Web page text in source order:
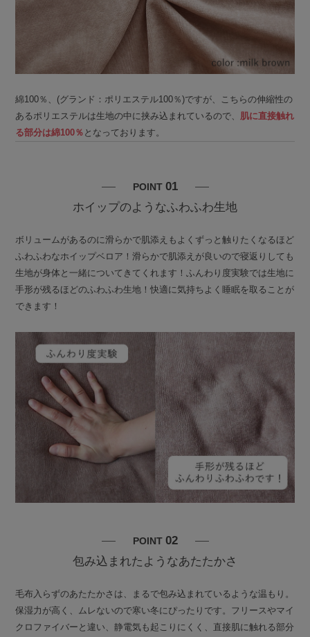
綿100％、(グランド：ポリエステル100％)ですが、こちらの伸縮性の
あるポリエステルは生地の中に挟み込まれているので、
肌に直接触れ
る部分は綿100％ となっております。
POINT 01
ホイップのようなふわふわ生地
ボリュームがあるのに滑らかで肌添えもよくずっと触りたくなるほど
ふわふわなホイップベロア！滑らかで肌添えが良いので寝返りしても
生地が身体と一緒についてきてくれます！ふんわり度実験では生地に
手形が残るほどのふわふわ生地！快適に気持ちよく睡眠を取ることが
できます！
POINT 02
包み込まれたようなあたたかさ
毛布入らずのあたたかさは、まるで包み込まれているような温もり。
保湿力が高く、ムレないので寒い冬にぴったりです。フリースやマイ
クロファイバーと違い、静電気も起こりにくく、直接肌に触れる部分